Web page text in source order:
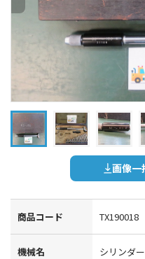
画像一
商品コード TX190018
機械名 シリンダ